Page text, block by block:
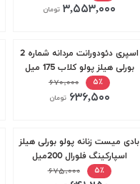
۳,۵۵۳,۰۰۰ تومان
اسپری دئودورانت مردانه شماره 2
بورلی هیلز پولو کلاب 175 میل
۵٪
۶۷۰,۰۰۰
۶۳۶,۵۰۰ تومان
بادی میست زنانه پولو بورلی هیلز
اسپارکینگ فلورال 200میل
۵٪
۶۷۵,۰۰۰